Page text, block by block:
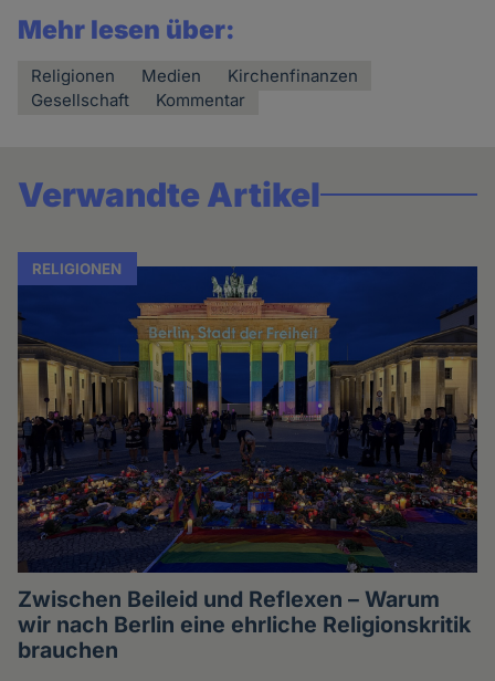
Mehr lesen über:
Religionen Medien
Kirchenfinanzen
Gesellschaft
Kommentar
Verwandte Artikel
RELIGIONEN
Zwischen Beileid und Reflexen – Warum
wir nach Berlin eine ehrliche Religionskritik
brauchen